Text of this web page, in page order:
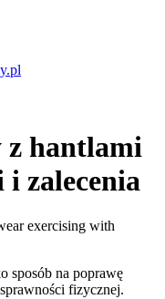
z hantlami
zalecenia
sposób na poprawę
fizycznej.